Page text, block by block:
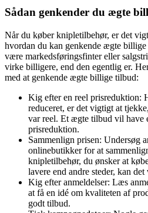
Sådan genkender du ægte
Når du køber knipletilbehør, er det
hvordan du kan genkende ægte
være markedsføringsfinter eller
virke billigere, end den egentlig er.
med at genkende ægte billige tilbud:
Kig efter en reel prisreduktion:
reduceret, er det vigtigt at
var reel. Et ægte tilbud vil have
prisreduktion.
Sammenlign prisen: Undersøg
onlinebutikker for at
knipletilbehør, du ønsker at
lavere end andre steder, kan
Kig efter anmeldelser: Læs
at få en idé om kvaliteten af
godt tilbud.